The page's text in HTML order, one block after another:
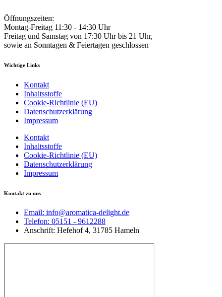
Öffnungszeiten:
Montag-Freitag 11:30 - 14:30 Uhr
Freitag und Samstag von 17:30 Uhr bis 21 Uhr,
sowie an Sonntagen & Feiertagen geschlossen
Wichtige Links
Kontakt
Inhaltsstoffe
Cookie-Richtlinie (EU)
Datenschutzerklärung
Impressum
Kontakt
Inhaltsstoffe
Cookie-Richtlinie (EU)
Datenschutzerklärung
Impressum
Kontakt zu uns
Email: info@aromatica-delight.de
Telefon: 05151 - 9612288
Anschrift: Hefehof 4, 31785 Hameln